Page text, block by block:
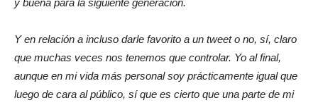
Y en relación a incluso darle favorito a un tweet o no, sí, claro
que muchas veces nos tenemos que controlar. Yo al final,
aunque en mi vida más personal soy prácticamente igual que
luego de cara al público, sí que es cierto que una parte de mi